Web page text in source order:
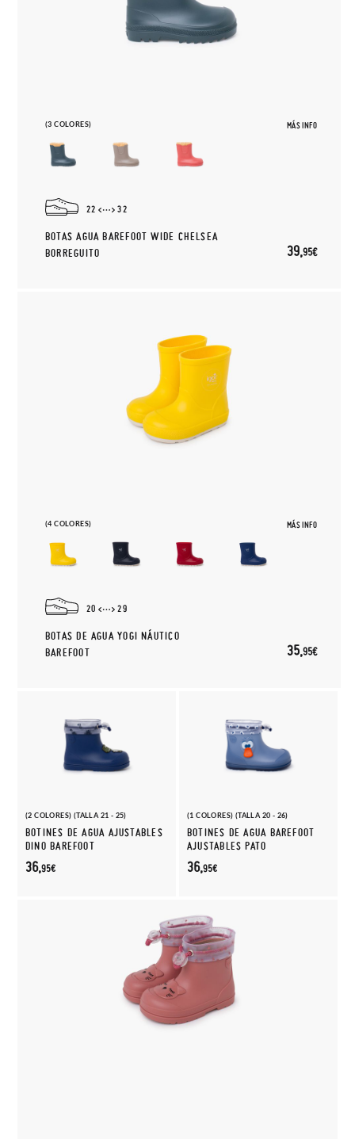
(3 COLORES) MÁS INFO
22 32
BOTAS AGUA BAREFOOT WIDE CHELSEA
BORREGUITO
39,95€
(4 COLORES) MÁS INFO
20 29
BOTAS DE AGUA YOGI NÁUTICO
BAREFOOT
35,95€
(2 COLORES) (TALLA 21 - 25)
BOTINES DE AGUA AJUSTABLES
DINO BAREFOOT
36,95€
(1 COLORES) (TALLA 20 - 26)
BOTINES DE AGUA BAREFOOT
AJUSTABLES PATO
36,95€